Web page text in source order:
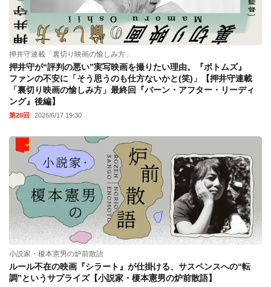
押井守連載「裏切り映画の愉しみ方」
押井守が“評判の悪い”実写映画を撮りたい理由。『ボトムズ』
ファンの不安に「そう思うのも仕方ないかと(笑)」【押井守連載
「裏切り映画の愉しみ方」最終回『バーン・アフター・リーディ
ング』後編】
第20回 2026/6/17 19:30
小説家・榎本憲男の炉前散語
ルール不在の映画『シラート』が仕掛ける、サスペンスへの“転
調”というサプライズ【小説家・榎本憲男の炉前散語】